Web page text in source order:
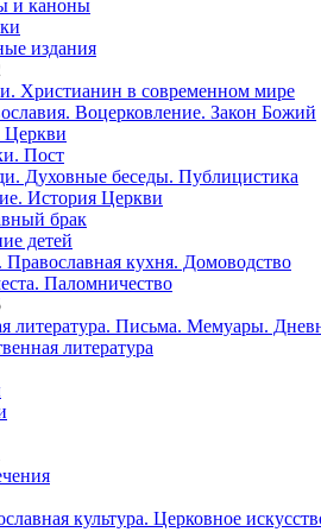
и каноны
издания
Христианин в современном мире
Воцерковление. Закон Божий
Церкви
Пост
Духовные беседы. Публицистика
История Церкви
брак
детей
Православная кухня. Домоводство
Паломничество
литература. Письма. Мемуары.
литература
культура. Церковное